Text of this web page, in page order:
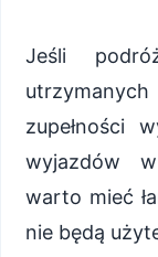
Jeśli
zupełności
wyjazdów
warto mieć
nie będą